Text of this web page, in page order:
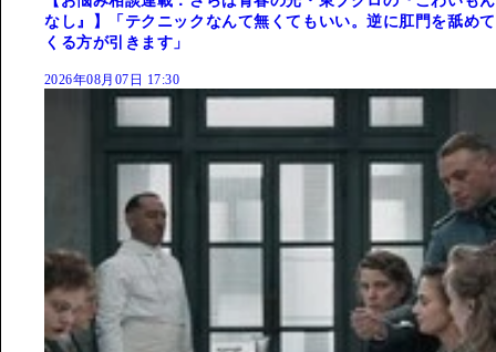
なし』】「テクニックなんて無くてもいい。逆に肛門を舐めて
くる方が引きます」
2026年08月07日 17:30